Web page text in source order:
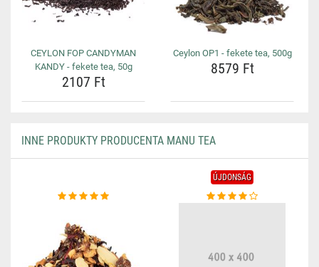
CEYLON FOP CANDYMAN
KANDY - fekete tea, 50g
2107 Ft
Ceylon OP1 - fekete tea, 500g
8579 Ft
INNE PRODUKTY PRODUCENTA MANU TEA
ÚJDONSÁG